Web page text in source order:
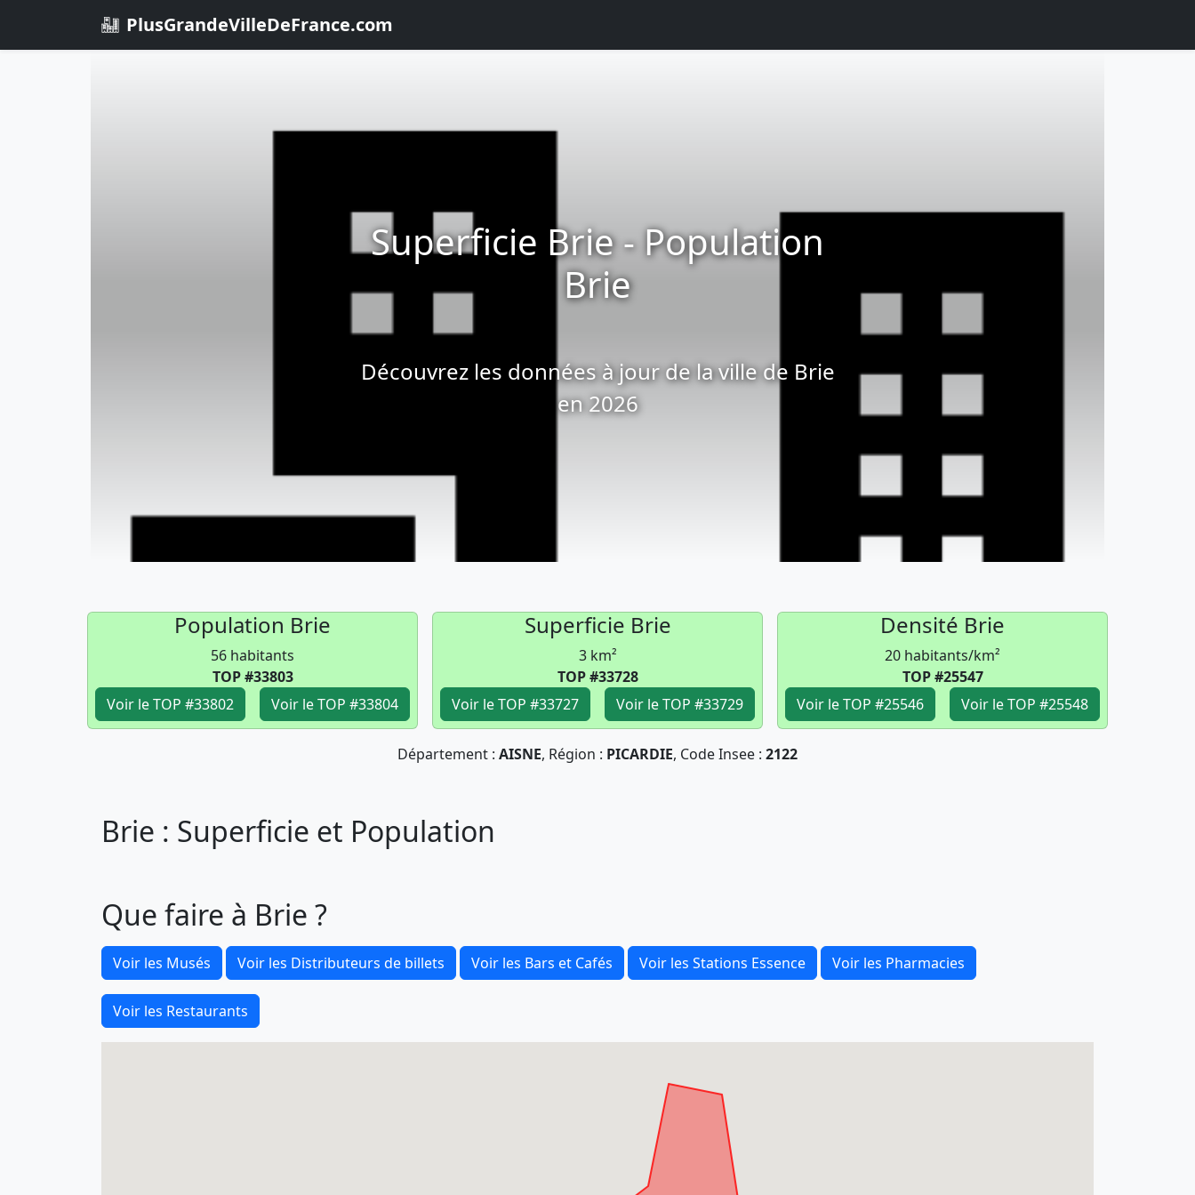
PlusGrandeVilleDeFrance.com
Superficie Brie - Population
Brie
Découvrez les données à jour de la ville de Brie
en 2026
Population Brie
56 habitants
TOP #33803
Voir le TOP #33802
Voir le TOP #33804
Superficie Brie
3 km²
TOP #33728
Voir le TOP #33727
Voir le TOP #33729
Densité Brie
20 habitants/km²
TOP #25547
Voir le TOP #25546
Voir le TOP #25548
Département : AISNE, Région : PICARDIE, Code Insee : 2122
Brie : Superficie et Population
Que faire à Brie ?
Voir les Musés Voir les Distributeurs de billets Voir les Bars et Cafés Voir les Stations Essence Voir les Pharmacies
Voir les Restaurants